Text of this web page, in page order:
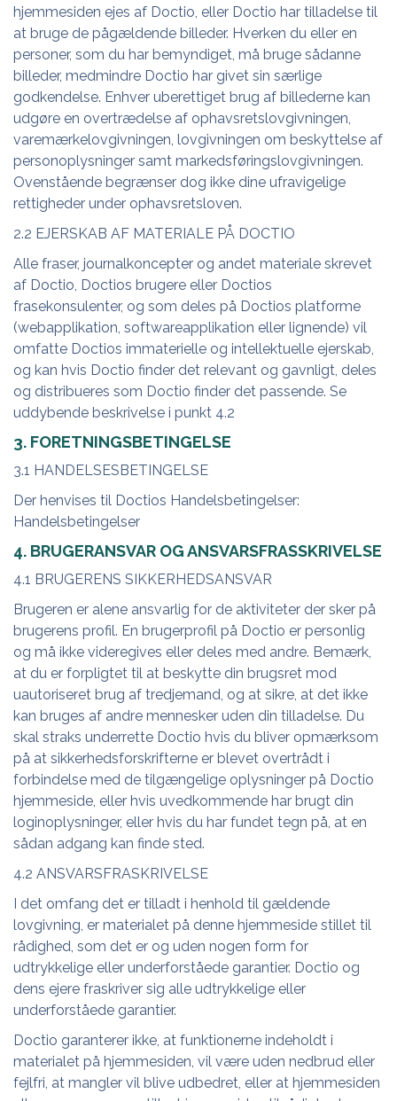
hjemmesiden ejes af Doctio, eller Doctio har tilladelse til
at bruge de pågældende billeder. Hverken du eller en
personer, som du har bemyndiget, må bruge sådanne
billeder, medmindre Doctio har givet sin særlige
godkendelse. Enhver uberettiget brug af billederne kan
udgøre en overtrædelse af ophavsretslovgivningen,
varemærkelovgivningen, lovgivningen om beskyttelse af
personoplysninger samt markedsføringslovgivningen.
Ovenstående begrænser dog ikke dine ufravigelige
rettigheder under ophavsretsloven.
2.2 EJERSKAB AF MATERIALE PÅ DOCTIO
Alle fraser, journalkoncepter og andet materiale skrevet
af Doctio, Doctios brugere eller Doctios
frasekonsulenter, og som deles på Doctios platforme
(webapplikation, softwareapplikation eller lignende) vil
omfatte Doctios immaterielle og intellektuelle ejerskab,
og kan hvis Doctio finder det relevant og gavnligt, deles
og distribueres som Doctio finder det passende. Se
uddybende beskrivelse i punkt 4.2
3. FORETNINGSBETINGELSE
3.1 HANDELSESBETINGELSE
Der henvises til Doctios Handelsbetingelser:
Handelsbetingelser
4. BRUGERANSVAR OG ANSVARSFRASSKRIVELSE
4.1 BRUGERENS SIKKERHEDSANSVAR
Brugeren er alene ansvarlig for de aktiviteter der sker på
brugerens profil. En brugerprofil på Doctio er personlig
og må ikke videregives eller deles med andre. Bemærk,
at du er forpligtet til at beskytte din brugsret mod
uautoriseret brug af tredjemand, og at sikre, at det ikke
kan bruges af andre mennesker uden din tilladelse. Du
skal straks underrette Doctio hvis du bliver opmærksom
på at sikkerhedsforskrifterne er blevet overtrådt i
forbindelse med de tilgængelige oplysninger på Doctio
hjemmeside, eller hvis uvedkommende har brugt din
loginoplysninger, eller hvis du har fundet tegn på, at en
sådan adgang kan finde sted.
4.2 ANSVARSFRASKRIVELSE
I det omfang det er tilladt i henhold til gældende
lovgivning, er materialet på denne hjemmeside stillet til
rådighed, som det er og uden nogen form for
udtrykkelige eller underforståede garantier. Doctio og
dens ejere fraskriver sig alle udtrykkelige eller
underforståede garantier.
Doctio garanterer ikke, at funktionerne indeholdt i
materialet på hjemmesiden, vil være uden nedbrud eller
fejlfri, at mangler vil blive udbedret, eller at hjemmesiden